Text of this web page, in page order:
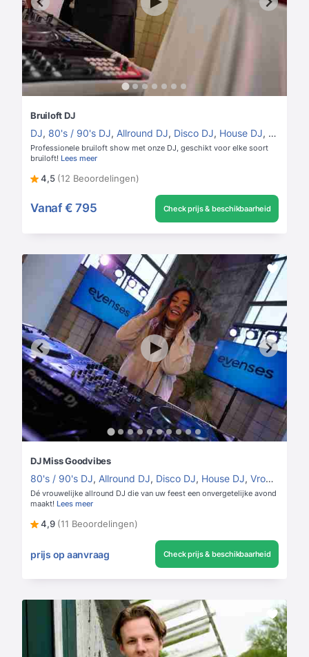
Bruiloft DJ
DJ, 80's / 90's DJ, Allround DJ, Disco DJ, House DJ,
Professionele bruiloft show met onze DJ, geschikt voor elke soort
bruiloft! Lees meer
4,5 (12 Beoordelingen)
Vanaf € 795 Check prijs & beschikbaarheid
DJ Miss Goodvibes
80's / 90's DJ, Allround DJ, Disco DJ, House DJ, Vrouwelijke DJ
Dé vrouwelijke allround DJ die van uw feest een onvergetelijke avond
maakt! Lees meer
4,9 (11 Beoordelingen)
prijs op aanvraag Check prijs & beschikbaarheid